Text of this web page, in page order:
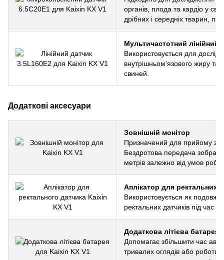
органів, плода та кардіо у
дрібних і середніх тварин,
Мультичастотний лінійний
Використовується для
внутрішньом’язового жиру та
свиней.
Додаткові аксесуари
Зовнішній монітор
Призначений для прийому
Бездротова передача
метрів залежно від умов
Аплікатор для ректальних
Використовується як
ректальних датчиків під час
Додаткова літієва батарея
Допомагає збільшити час
тривалих оглядів або роботи